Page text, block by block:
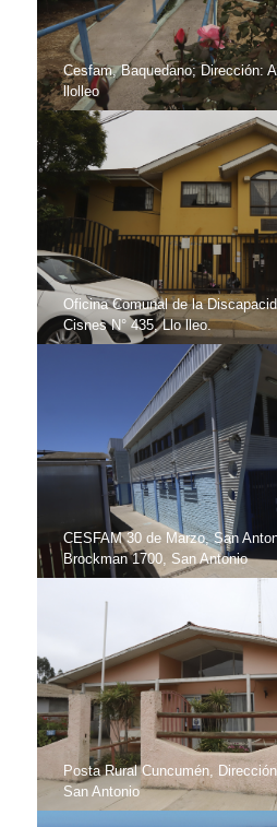
Cesfam, Baquedano; Dirección:
llolleo
Oficina Comunal de la
Cisnes N° 435, Llo lleo.
CESFAM 30 de Marzo, San
Brockman 1700, San Antonio
Posta Rural Cuncumén,
San Antonio